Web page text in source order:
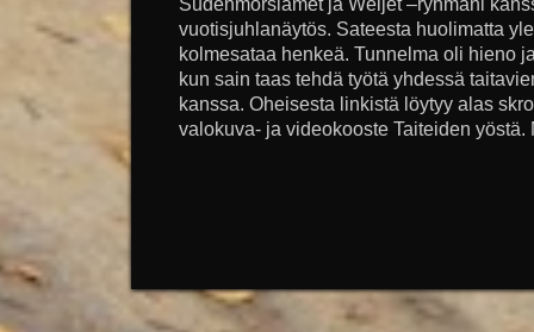
Sudenmorsiamet ja Weljet –ryhmäni
vuotisjuhlanäytös. Sateesta huolimatta
kolmesataa henkeä. Tunnelma oli hieno
kun sain taas tehdä työtä yhdessä
kanssa. Oheisesta linkistä löytyy alas
valokuva- ja videokooste Taiteiden